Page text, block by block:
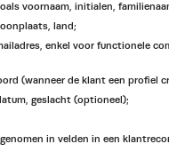
voornaam, initialen,
land;
enkel voor functionele
(wanneer de klant een profiel
geslacht (optioneel);
in velden in een